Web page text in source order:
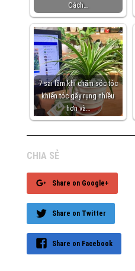
Cách…
7 sai lầm khi chăm sóc tóc
khiến tóc gãy rụng nhiều
hơn và…
CHIA SẺ
Share on Google+
Share on Twitter
Share on Facebook